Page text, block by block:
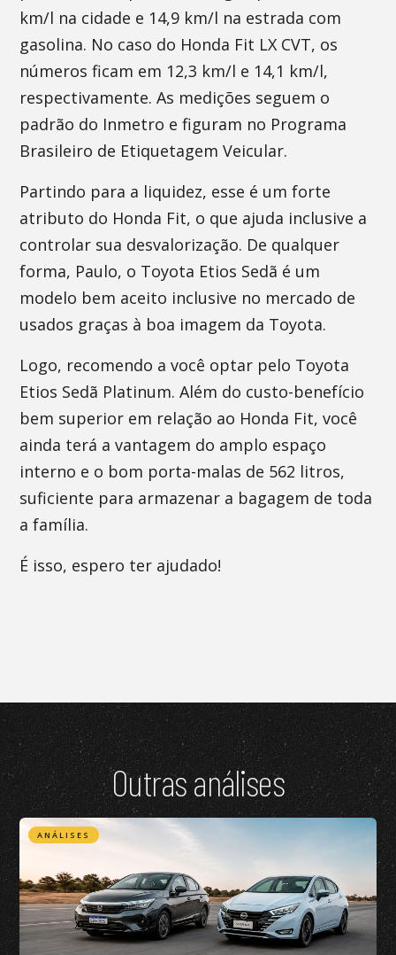
km/l na cidade e 14,9 km/l na estrada com
gasolina. No caso do Honda Fit LX CVT, os
números ficam em 12,3 km/l e 14,1 km/l,
respectivamente. As medições seguem o
padrão do Inmetro e figuram no Programa
Brasileiro de Etiquetagem Veicular.
Partindo para a liquidez, esse é um forte
atributo do Honda Fit, o que ajuda inclusive a
controlar sua desvalorização. De qualquer
forma, Paulo, o Toyota Etios Sedã é um
modelo bem aceito inclusive no mercado de
usados graças à boa imagem da Toyota.
Logo, recomendo a você optar pelo Toyota
Etios Sedã Platinum. Além do custo-benefício
bem superior em relação ao Honda Fit, você
ainda terá a vantagem do amplo espaço
interno e o bom porta-malas de 562 litros,
suficiente para armazenar a bagagem de toda
a família.
É isso, espero ter ajudado!
Outras análises
ANÁLISES